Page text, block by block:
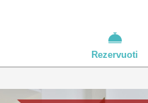
Rezervuoti